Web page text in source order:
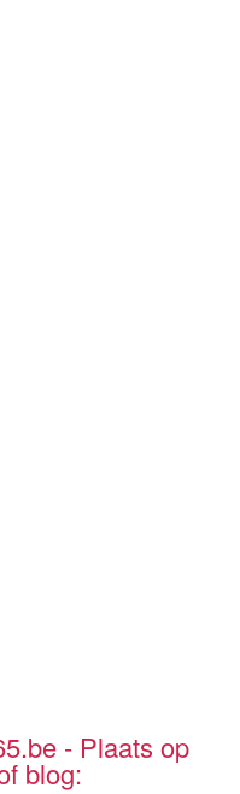
- Plaats op
blog: